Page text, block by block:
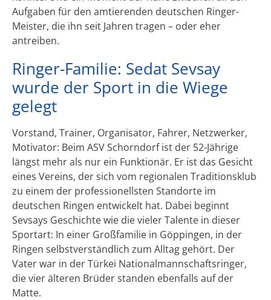
Aufgaben für den amtierenden deutschen Ringer-
Meister, die ihn seit Jahren tragen – oder eher
antreiben.
Ringer-Familie: Sedat Sevsay
wurde der Sport in die Wiege
gelegt
Vorstand, Trainer, Organisator, Fahrer, Netzwerker,
Motivator: Beim ASV Schorndorf ist der 52-Jährige
längst mehr als nur ein Funktionär. Er ist das Gesicht
eines Vereins, der sich vom regionalen Traditionsklub
zu einem der professionellsten Standorte im
deutschen Ringen entwickelt hat. Dabei beginnt
Sevsays Geschichte wie die vieler Talente in dieser
Sportart: In einer Großfamilie in Göppingen, in der
Ringen selbstverständlich zum Alltag gehört. Der
Vater war in der Türkei Nationalmannschaftsringer,
die vier älteren Brüder standen ebenfalls auf der
Matte.